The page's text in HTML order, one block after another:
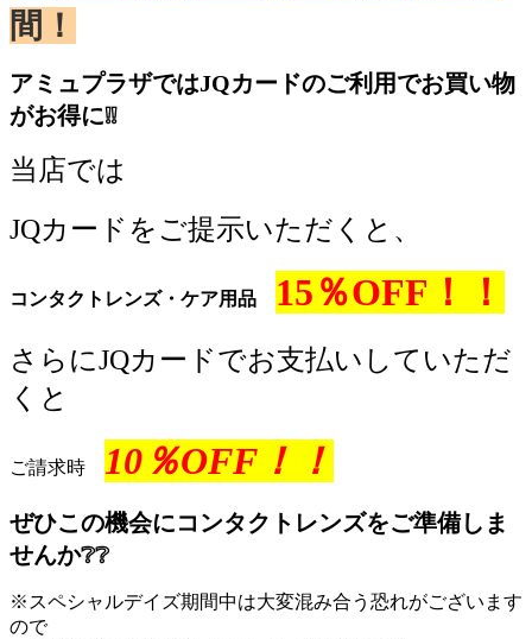
間！
アミュプラザではJQカードのご利用でお買い物
がお得に❕❕
当店では
JQカードをご提示いただくと、
コンタクトレンズ・ケア用品 15％OFF ！！
さらにJQカードでお支払いしていただ
くと
ご請求時 10％OFF！！
ぜひこの機会にコンタクトレンズをご準備しま
せんか❔❔
※スペシャルデイズ期間中は大変混み合う恐れがございます
ので